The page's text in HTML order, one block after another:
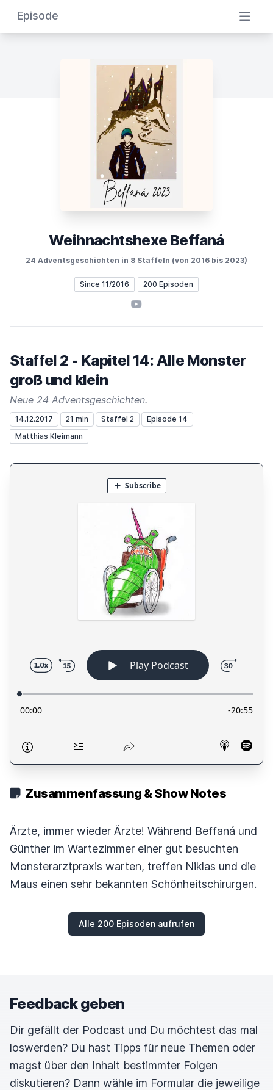
Episode
Weihnachtshexe Beffaná
24 Adventsgeschichten in 8 Staffeln (von 2016 bis 2023)
Since 11/2016 200 Episoden
YouTube
Staffel 2 - Kapitel 14: Alle Monster
groß und klein
Neue 24 Adventsgeschichten.
14.12.2017 21 min Staffel 2
Episode 14
Matthias Kleimann
Zusammenfassung & Show Notes
Ärzte, immer wieder Ärzte! Während Beffaná und
Günther im Wartezimmer einer gut besuchten
Monsterarztpraxis warten, treffen Niklas und die
Maus einen sehr bekannten Schönheitschirurgen.
Alle 200 Episoden aufrufen
Feedback geben
Dir gefällt der Podcast und Du möchtest das mal
loswerden? Du hast Tipps für neue Themen oder
magst über den Inhalt bestimmter Folgen
diskutieren? Dann wähle im Formular die jeweilige